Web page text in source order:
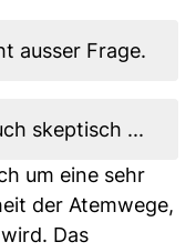
ausser Frage.
skeptisch ...
um eine sehr
der Atemwege,
Das